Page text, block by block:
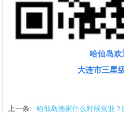
哈仙岛欢
大连市三星
上一条:
哈仙岛渔家什么时候营业？